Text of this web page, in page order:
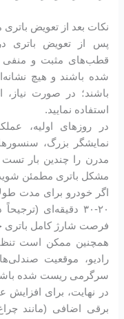
نکات بعد از تعویض
پس از تعویض باتری
قطب‌های مثبت و منفی
شده باشند و هیچ
باشند؛ در صورت
استفاده نمایید.
در روزهای اولیه،
مدرن را چندین بار
مشکل باتری مطمئن
اگر خودرو برای مدت
۲۰-۳۰ دقیقه‌ای
فرصت شارژ کامل باتری
همچنین ممکن است
رادیو، موقعیت
سرگرمی ریست شده باشد
در نهایت، برای افزایش
برقی اضافی (مانند